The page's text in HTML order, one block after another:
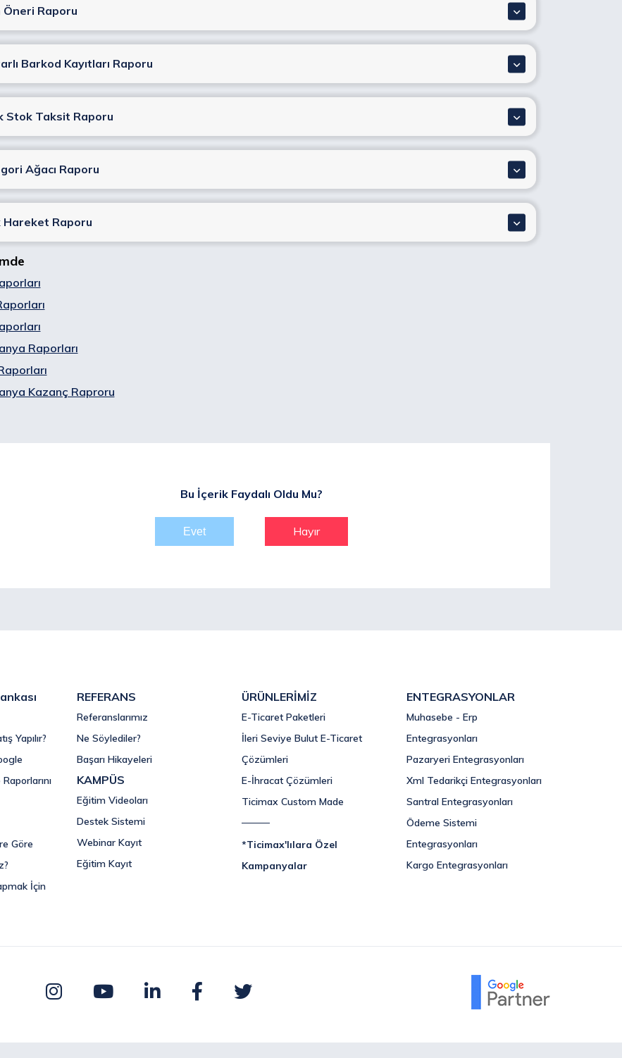
Öneri Raporu
Barkod Kayıtları Raporu
Stok Taksit Raporu
Ağacı Raporu
Hareket Raporu
Raporları
Kazanç Raproru
Bu İçerik Faydalı Oldu Mu?
Hayır
Yapılır?
Göre
İçin
REFERANS
Referanslarımız
Ne Söylediler?
Başarı Hikayeleri
KAMPÜS
Eğitim Videoları
Destek Sistemi
Webinar Kayıt
Eğitim Kayıt
ÜRÜNLERİMİZ
E-Ticaret Paketleri
İleri Seviye Bulut E-Ticaret
Çözümleri
E-İhracat Çözümleri
Ticimax Custom Made
*Ticimax'lılara Özel
Kampanyalar
ENTEGRASYONLAR
Muhasebe - Erp
Entegrasyonları
Pazaryeri Entegrasyonları
Xml Tedarikçi Entegrasyonları
Santral Entegrasyonları
Ödeme Sistemi
Entegrasyonları
Kargo Entegrasyonları